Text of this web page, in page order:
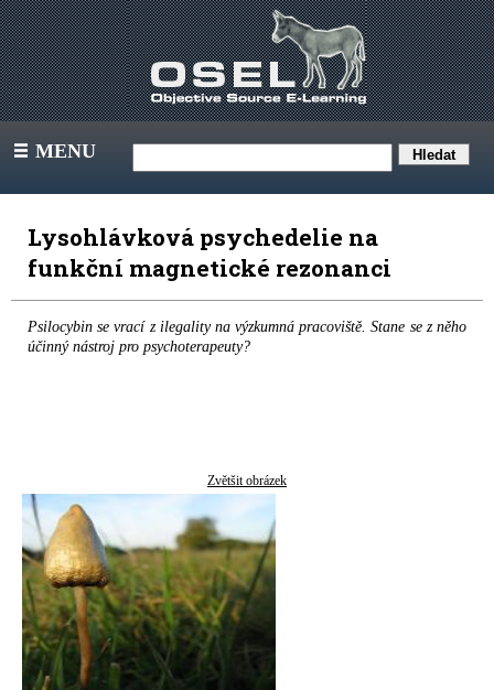
III MENU
Lysohlávková psychedelie na
funkční magnetické rezonanci
Psilocybin se vrací z ilegality na výzkumná pracoviště. Stane se z něho
účinný nástroj pro psychoterapeuty?
Zvětšit obrázek